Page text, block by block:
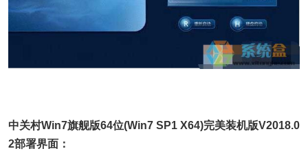
中关村Win7旗舰版64位(Win7 SP1 X64)完美装机版V2018.0
2部署界面：